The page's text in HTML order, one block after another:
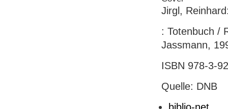
Jirgl,
: Totenbuch /
Jassmann,
ISBN 978-3-
Quelle: DNB
biblio-net